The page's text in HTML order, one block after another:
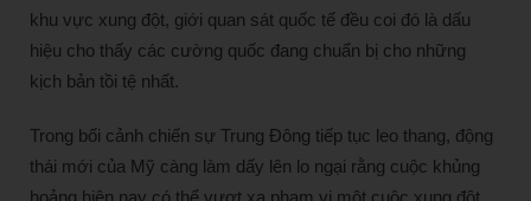
khu vực xung đột, giới quan sát quốc tế đều coi đó là dấu
hiệu cho thấy các cường quốc đang chuẩn bị cho những
kịch bản tồi tệ nhất.
Trong bối cảnh chiến sự Trung Đông tiếp tục leo thang, động
thái mới của Mỹ càng làm dấy lên lo ngại rằng cuộc khủng
hoảng hiện nay có thể vượt xa phạm vi một cuộc xung đột